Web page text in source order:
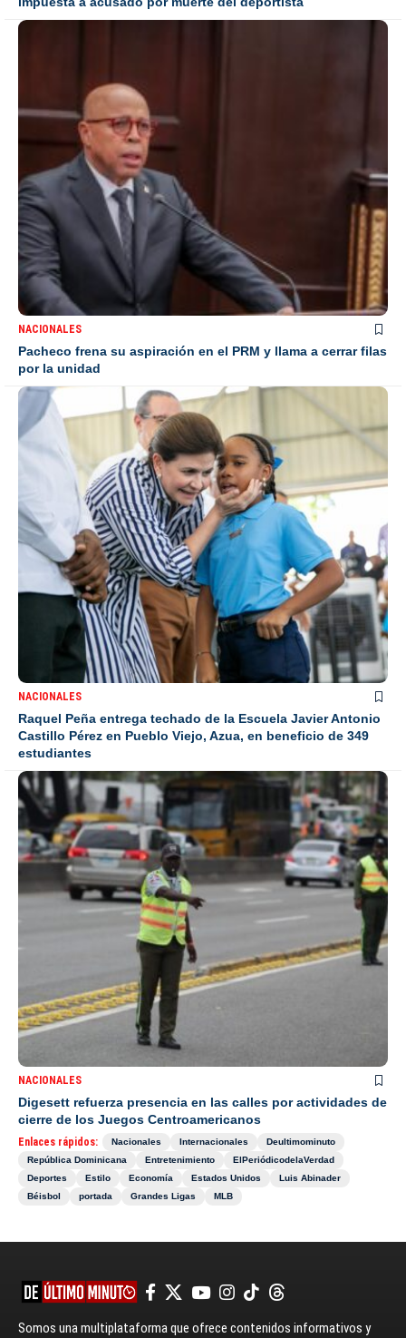
NACIONALES
Pacheco frena su aspiración en el PRM y llama a cerrar filas
por la unidad
NACIONALES
Raquel Peña entrega techado de la Escuela Javier Antonio
Castillo Pérez en Pueblo Viejo, Azua, en beneficio de 349
estudiantes
NACIONALES
Digesett refuerza presencia en las calles por actividades de
cierre de los Juegos Centroamericanos
Enlaces rápidos: Nacionales Internacionales
Deultimominuto
República Dominicana
Entretenimiento
ElPeriódicodelaVerdad
Deportes
Estilo Economía Estados Unidos
Luis Abinader
Béisbol
portada Grandes Ligas MLB
Somos una multiplataforma que ofrece contenidos informativos y